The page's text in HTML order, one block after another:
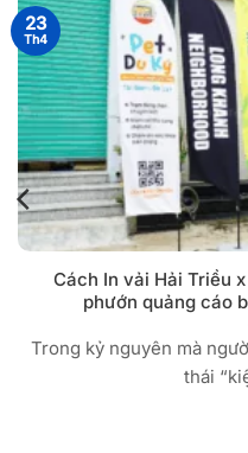
Cách In vải Hải Triều
phướn quảng cáo
Trong kỷ nguyên mà
thái
23
Th4